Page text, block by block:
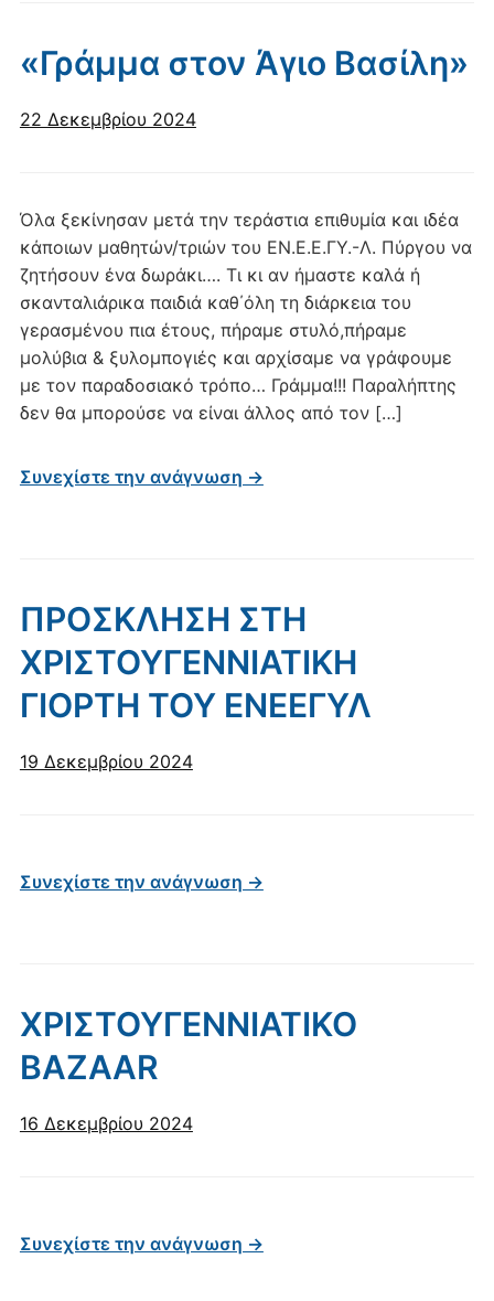
«Γράμμα στον Άγιο Βασίλη»
22 Δεκεμβρίου 2024
Όλα ξεκίνησαν μετά την τεράστια επιθυμία και ιδέα
κάποιων μαθητών/τριών του ΕΝ.Ε.Ε.ΓΥ.-Λ. Πύργου να
ζητήσουν ένα δωράκι…. Τι κι αν ήμαστε καλά ή
σκανταλιάρικα παιδιά καθ΄όλη τη διάρκεια του
γερασμένου πια έτους, πήραμε στυλό,πήραμε
μολύβια & ξυλομπογιές και αρχίσαμε να γράφουμε
με τον παραδοσιακό τρόπο… Γράμμα!!! Παραλήπτης
δεν θα μπορούσε να είναι άλλος από τον […]
Συνεχίστε την ανάγνωση →
ΠΡΟΣΚΛΗΣΗ ΣΤΗ
ΧΡΙΣΤΟΥΓΕΝΝΙΑΤΙΚΗ
ΓΙΟΡΤΗ ΤΟΥ ΕΝΕΕΓΥΛ
19 Δεκεμβρίου 2024
Συνεχίστε την ανάγνωση →
ΧΡΙΣΤΟΥΓΕΝΝΙΑΤΙΚΟ
BAZAAR
16 Δεκεμβρίου 2024
Συνεχίστε την ανάγνωση →